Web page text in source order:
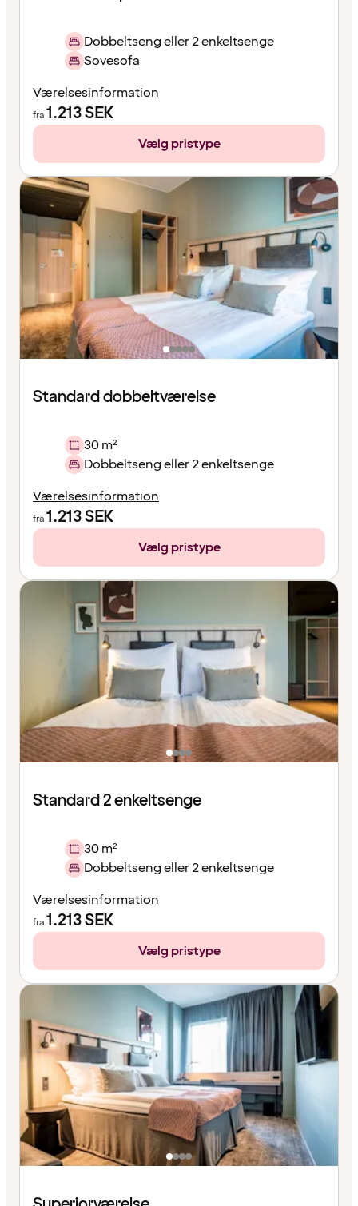
Dobbeltseng eller 2 enkeltsenge
Sovesofa
Værelsesinformation
fra1.213SEK
Vælg pristype
Standard dobbeltværelse
30 m²
Dobbeltseng eller 2 enkeltsenge
Værelsesinformation
fra1.213SEK
Vælg pristype
Standard 2 enkeltsenge
30 m²
Dobbeltseng eller 2 enkeltsenge
Værelsesinformation
fra1.213SEK
Vælg pristype